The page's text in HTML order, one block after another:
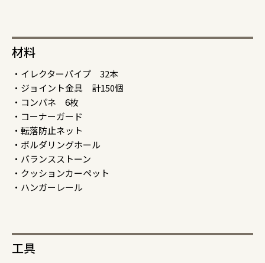
材料
・イレクターパイプ 32本
・ジョイント金具 計150個
・コンパネ 6枚
・コーナーガード
・転落防止ネット
・ボルダリングホール
・バランスストーン
・クッションカーペット
・ハンガーレール
工具